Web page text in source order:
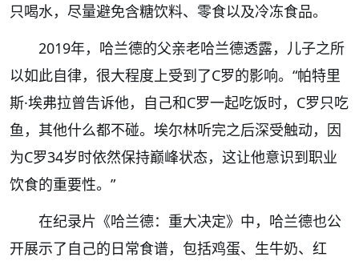
只喝水，尽量避免含糖饮料、零食以及冷冻食品。
2019年，哈兰德的父亲老哈兰德透露，儿子之所
以如此自律，很大程度上受到了C罗的影响。“帕特里
斯·埃弗拉曾告诉他，自己和C罗一起吃饭时，C罗只吃
鱼，其他什么都不碰。埃尔林听完之后深受触动，因
为C罗34岁时依然保持巅峰状态，这让他意识到职业
饮食的重要性。”
在纪录片《哈兰德：重大决定》中，哈兰德也公
开展示了自己的日常食谱，包括鸡蛋、生牛奶、红